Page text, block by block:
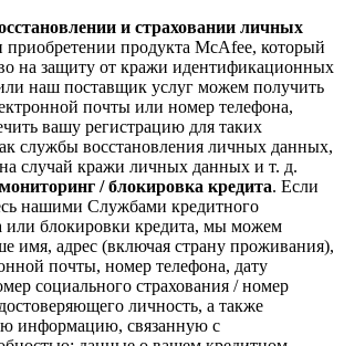
и страховании личных
приобретении продукта McAfee, который
на защиту от кражи идентификационных
наш поставщик услуг можем получить
почты или номер телефона,
вашу регистрацию для таких
службы восстановления личных данных,
случай кражи личных данных и т. д.
/ блокировка кредита. Если
нашими Службами кредитного
или блокировки кредита, мы можем
имя, адрес (включая страну проживания),
почты, номер телефона, дату
социального страхования / номер
личность, а также
информацию, связанную с